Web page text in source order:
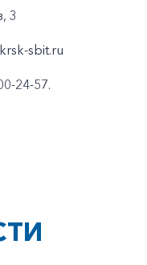
3
krsk-sbit.ru
24-57.